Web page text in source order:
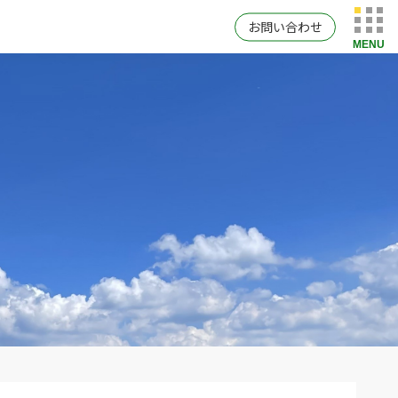
お問い合わせ
MENU